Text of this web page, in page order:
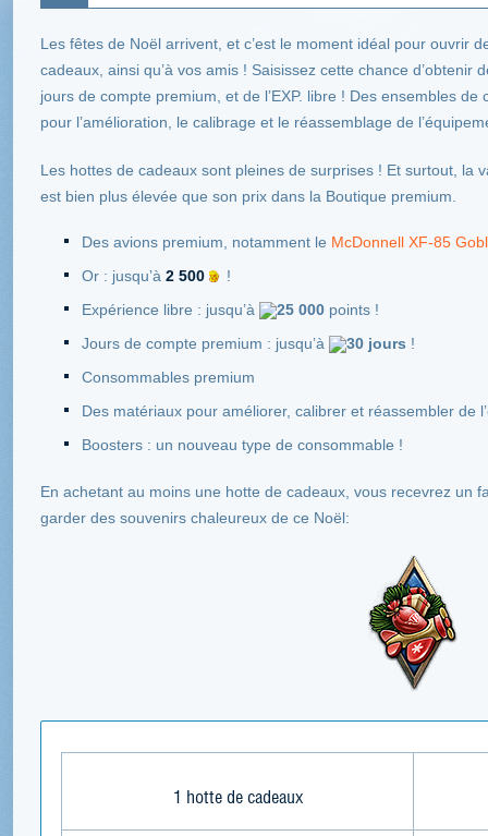
Les fêtes de Noël arrivent, et c’est le moment idéal pour ouvrir
cadeaux, ainsi qu’à vos amis ! Saisissez cette chance d’obtenir
jours de compte premium, et de l’EXP. libre ! Des ensembles
pour l’amélioration, le calibrage et le réassemblage de
Les hottes de cadeaux sont pleines de surprises ! Et surtout, la
est bien plus élevée que son prix dans la Boutique premium.
Des avions premium, notamment le McDonnell XF-85
Or : jusqu’à 2 500
!
Expérience libre : jusqu’à
25 000 points !
Jours de compte premium : jusqu’à
30 jours !
Consommables premium
Des matériaux pour améliorer, calibrer et réassembler de
Boosters : un nouveau type de consommable !
En achetant au moins une hotte de cadeaux, vous recevrez un
garder des souvenirs chaleureux de ce Noël:
1 hotte de cadeaux